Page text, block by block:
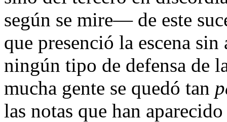
según se mire— de este
que presenció la escena
ningún tipo de defensa de
mucha gente se quedó tan
las notas que han